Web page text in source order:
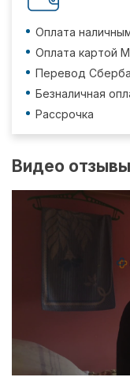
Оплата
Оплата картой
Перевод
Безналичная
Рассрочка
Видео отзывы